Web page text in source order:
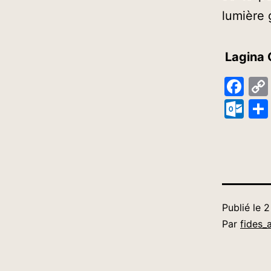
lumière
Lagina
Publié le
Par